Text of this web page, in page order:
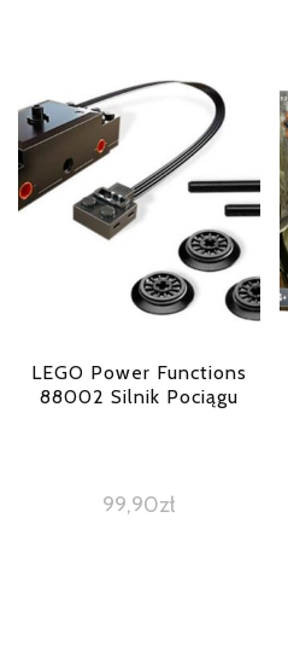
LEGO Power Functions
88002 Silnik Pociągu
99,90zł